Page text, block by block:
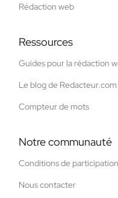
Rédaction web
Ressources
Guides pour la rédaction
Le blog de Redacteur.com
Compteur de mots
Notre communauté
Conditions de participation
Nous contacter